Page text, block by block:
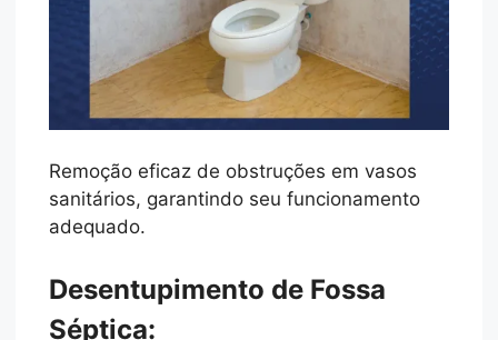
Remoção eficaz de obstruções em vasos
sanitários, garantindo seu funcionamento
adequado.
Desentupimento de Fossa
Séptica: